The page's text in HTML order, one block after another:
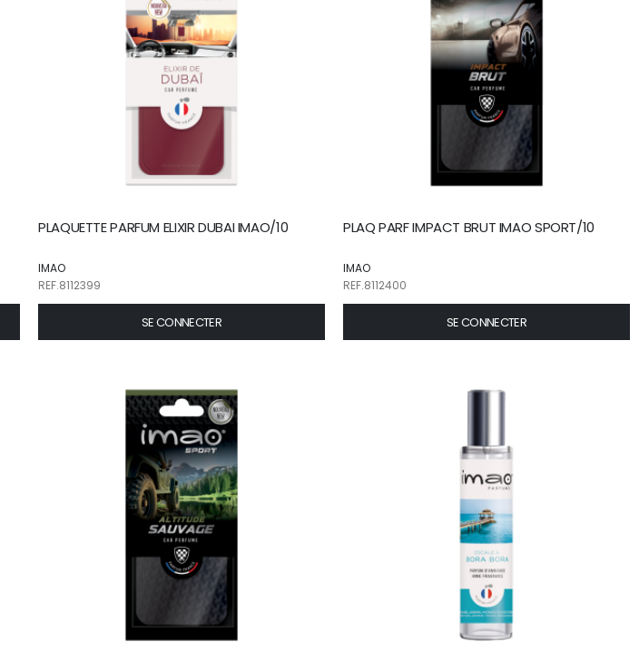
PLAQUETTE PARFUM ELIXIR DUBAI IMAO/10
IMAO
REF.8112399
SE CONNECTER
PLAQ PARF IMPACT BRUT IMAO SPORT/10
IMAO
REF.8112400
SE CONNECTER